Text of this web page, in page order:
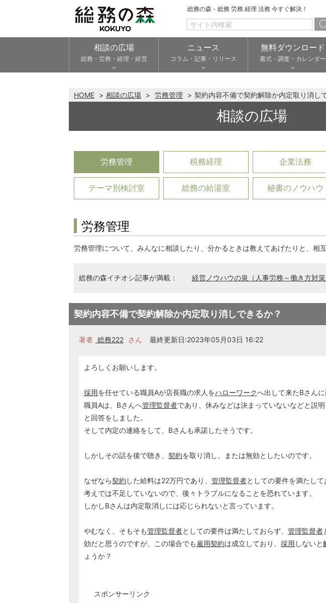
総務の森 - 総務 労務 経理 法務 今すぐ解決！
相談の広場
総務・労務・経理・経営
ニュース
コラム・記事・リリース
無料ダウンロード
書式・調査・カレンダー
HOME 相談の広場 労務管理 契約内容不備で契約解除か内定取り消し
相談の広場
労務管理 税務経理 企業法務
テーマ別検討室 総務の給湯室 秘書のノウハウ
労務管理
労務管理について、みんなに相談したり、分かるときは教えてあげたりと、相
総務の森イチオシ記事が満載： 経営ノウハウの泉（人事労務～働き方対策
契約内容不備で契約解除か内定取り消しできるか？
著者 総務222 さん 最終更新日:2023年05月03日 16:22
よろしくお願いします。
採用を任せている職員Aが店長職の求人をハローワークへ出して来たBさんに
職員Aは、Bさんへ管理監督者であり、休みなどは決まっていないなどと説
と回答をしました。
そして内定の連絡をして、Bさんも承諾したそうです。
しかしその話を後で聴き、 契約を取り消し、または無効としたいのです。
なぜなら契約 した給料は22万円であり、 管理監督者としての要件を満たし
考えでは不足していないので、後々トラブルになることを恐れています。
しかしBさんは内定取消しには応じられないと言っています。
やむなく、そもそも管理監督者としての要件は満たしておらず、 管理監督者
効だと思うのですが、この場合でも 雇用契約は成立しており、 採用 しないと
ょうか？
スポンサーリンク